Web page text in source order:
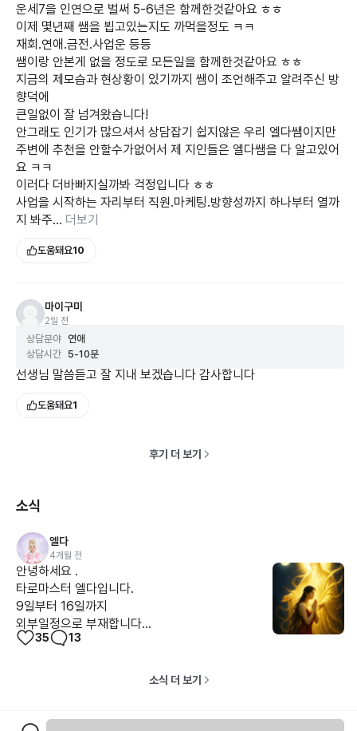
운세7을 인연으로 벌써 5-6년은 함께한것같아요 ㅎㅎ
이제 몇년째 쌤을 뵙고있는지도 까먹을정도 ㅋㅋ
재회.연애.금전.사업운 등등
쌤이랑 안본게 없을 정도로 모든일을 함께한것같아요 ㅎㅎ
지금의 제모습과 현상황이 있기까지 쌤이 조언해주고 알려주신 방
향덕에
큰일없이 잘 넘겨왔습니다!
안그래도 인기가 많으셔서 상담잡기 쉽지않은 우리 엘다쌤이지만
주변에 추천을 안할수가없어서 제 지인들은 엘다쌤을 다 알고있어
요 ㅋㅋ
이러다 더바빠지실까봐 걱정입니다 ㅎㅎ
사업을 시작하는 자리부터 직원.마케팅.방향성까지 하나부터 열까
지 봐주... 더보기
도움돼요10
마이구미
2일 전
상담분야 연애
상담시간 5-10분
선생님 말씀듣고 잘 지내 보겠습니다 감사합니다
도움돼요1
후기 더 보기
소식
엘다
4개월 전
안녕하세요 .
타로마스터 엘다입니다.
9일부터 16일까지
외부일정으로 부재합니다...
35 13
소식 더 보기